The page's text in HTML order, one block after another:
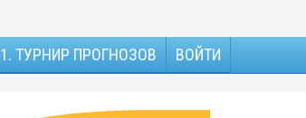
ТУРНИР ПРОГНОЗОВ ВОЙТИ